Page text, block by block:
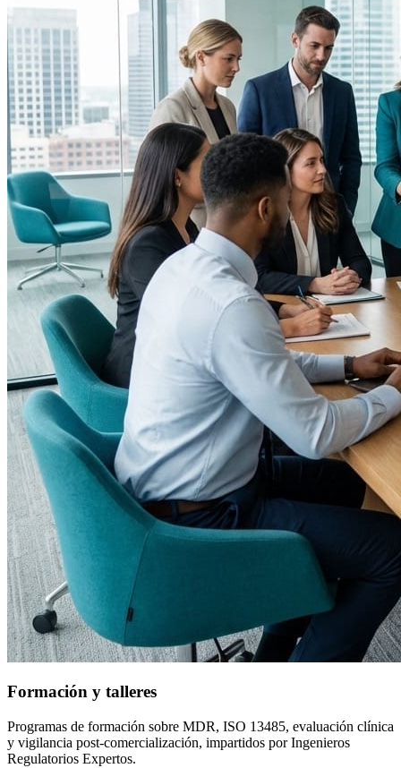
Formación y talleres
Programas de formación sobre MDR, ISO 13485, evaluación clínica
y vigilancia post-comercialización, impartidos por Ingenieros
Regulatorios Expertos.